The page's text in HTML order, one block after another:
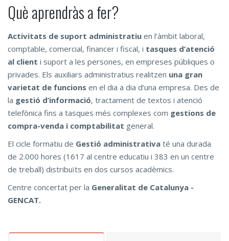
Què aprendràs a fer?
Activitats de suport administratiu en l’àmbit laboral,
comptable, comerci­al, financer i fiscal, i tasques d’atenció
al client i suport a les persones, en empreses públiques o
privades. Els auxiliars administratius realitzen una gran
varietat de funcions en el dia a dia d’una empresa. Des de
la gestió d’informació, tractament de textos i atenció
telefònica fins a tasques més complexes com gestions de
compra-venda i comptabilitat general.
El cicle formatiu de Gestió administrativa té una durada
de 2.000 hores (1617 al centre educatiu i 383 en un centre
de treball) distribuïts en dos cursos acadèmics.
Centre concertat per la Generalitat de Catalunya -
GENCAT.